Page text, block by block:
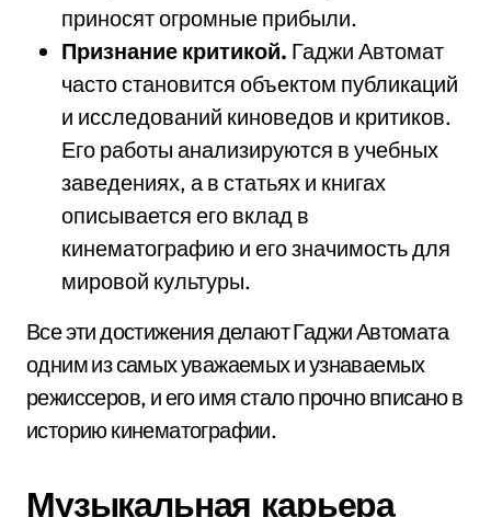
приносят огромные прибыли.
Признание критикой. Гаджи Автомат
часто становится объектом публикаций
и исследований киноведов и критиков.
Его работы анализируются в учебных
заведениях, а в статьях и книгах
описывается его вклад в
кинематографию и его значимость для
мировой культуры.
Все эти достижения делают Гаджи Автомата
одним из самых уважаемых и узнаваемых
режиссеров, и его имя стало прочно вписано в
историю кинематографии.
Музыкальная карьера